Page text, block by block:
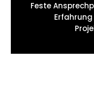
Feste